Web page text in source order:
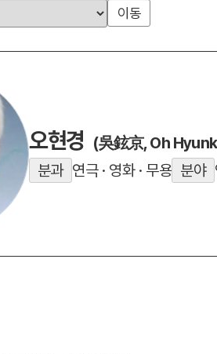
이동
오현경 (吳鉉京, Oh
분과 연극 · 영화 · 무용 분야